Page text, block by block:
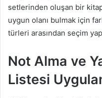
setlerinden oluşan bir
uygun olanı bulmak için
türleri arasından seçim
Not Alma ve
Listesi